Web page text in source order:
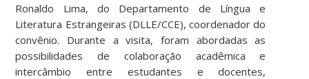
Ronaldo Lima, do Departamento de Língua e
Literatura Estrangeiras (DLLE/CCE), coordenador do
convênio. Durante a visita, foram abordadas as
possibilidades de colaboração acadêmica e
intercâmbio entre estudantes e docentes,